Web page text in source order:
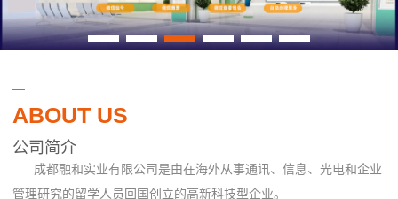
ABOUT US
公司简介
成都融和实业有限公司是由在海外从事通讯、信息、光电和企业
管理研究的留学人员回国创立的高新科技型企业。